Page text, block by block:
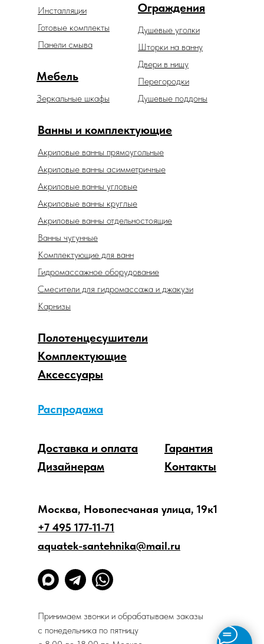
Ванны и комплектующие
Акриловые ванны прямоугольные
Зеркальные шкафы
Мебель
Ограждения
Душевые уголки
Шторки на ванну
Двери в нишу
Перегородки
Аксессуары
Распродажа
Комплектующие
Дизайнерам
Доставка и оплата
Гарантия
Контакты
Душевые поддоны
Акриловые ванны отдельностоящие
Акриловые ванны асимметричные
Акриловые ванны угловые
Акриловые ванны круглые
Ванны чугунные
Комплектующие для ванн
Гидромассажное оборудование
Смесители для гидромассажа и джакузи
Карнизы
Полотенцесушители
Инсталляции
Готовые комплекты
Панели смыва
Москва, Новопесчаная улица, 19к1
+7 495 177-11-71
aquatek-santehnika@mail.ru
Принимаем звонки и обрабатываем заказы
с понедельника по пятницу